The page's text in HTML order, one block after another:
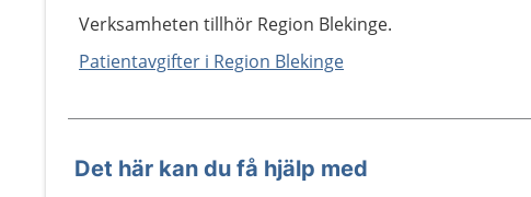
Verksamheten tillhör Region Blekinge.
Patientavgifter i Region Blekinge
Det här kan du få hjälp med